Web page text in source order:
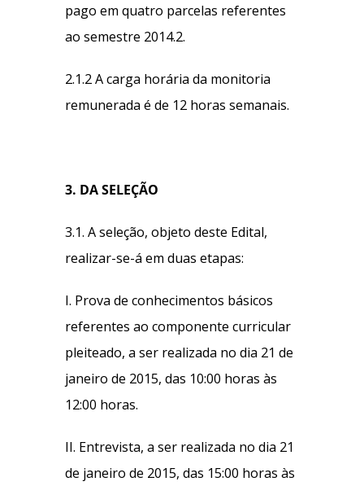
pago em quatro parcelas referentes
ao semestre 2014.2.
2.1.2 A carga horária da monitoria
remunerada é de 12 horas semanais.
3. DA SELEÇÃO
3.1. A seleção, objeto deste Edital,
realizar-se-á em duas etapas:
I. Prova de conhecimentos básicos
referentes ao componente curricular
pleiteado, a ser realizada no dia 21 de
janeiro de 2015, das 10:00 horas às
12:00 horas.
II. Entrevista, a ser realizada no dia 21
de janeiro de 2015, das 15:00 horas às